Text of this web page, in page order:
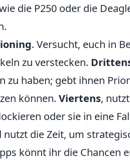
die P250 oder die
. Versucht, euch in
zu verstecken.
zu haben; gebt ihnen
können. Viertens,
oder sie in eine
die Zeit, um
könnt ihr die Chancen